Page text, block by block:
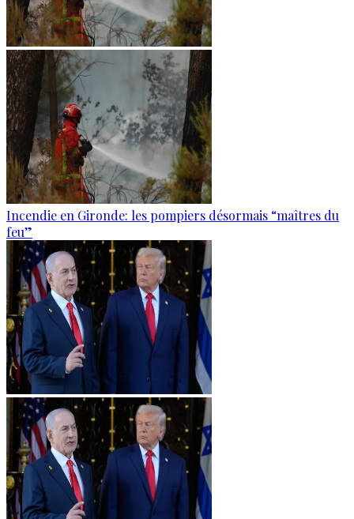
Incendie en Gironde: les pompiers désormais “maîtres du
feu”